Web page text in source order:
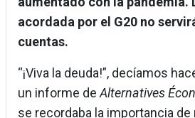
acordada por el G20 no
cuentas.
“¡Viva la deuda!”, decíamos
un informe deAlternatives
se recordaba la importancia de